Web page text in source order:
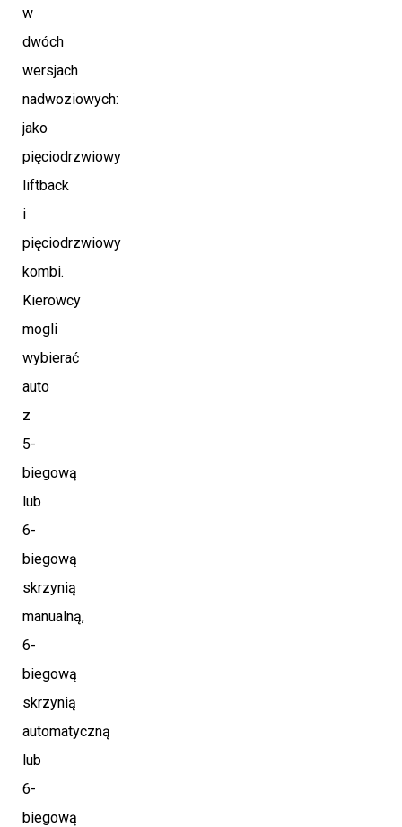
w
dwóch
wersjach
nadwoziowych:
jako
pięciodrzwiowy
liftback
i
pięciodrzwiowy
kombi.
Kierowcy
mogli
wybierać
auto
z
5-
biegową
lub
6-
biegową
skrzynią
manualną,
6-
biegową
skrzynią
automatyczną
lub
6-
biegową